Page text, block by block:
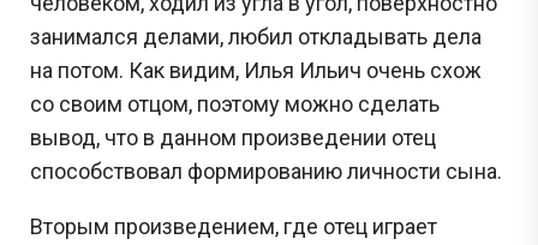
занимался делами, любил откладывать дела
на потом. Как видим, Илья Ильич очень схож
со своим отцом, поэтому можно сделать
вывод, что в данном произведении отец
способствовал формированию личности сына.
Вторым произведением, где отец играет